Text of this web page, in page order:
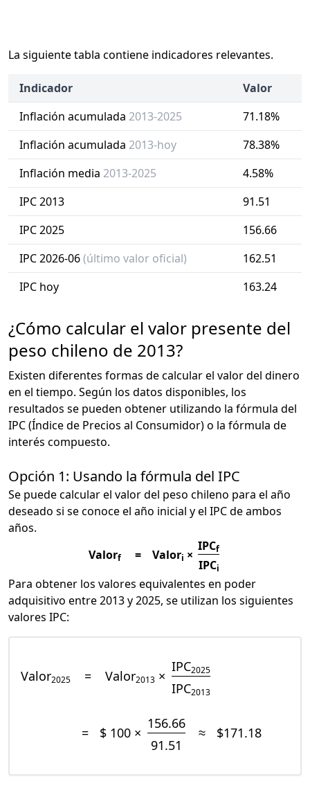
La siguiente tabla contiene indicadores relevantes.
Indicador
Valor
Inflación acumulada 2013-2025
71.18%
Inflación acumulada 2013-hoy
78.38%
Inflación media 2013-2025
4.58%
IPC 2013
91.51
IPC 2025
156.66
IPC 2026-06(último valor oficial)
162.51
IPC hoy
163.24
¿Cómo calcular el valor presente del
peso chileno de 2013?
Existen diferentes formas de calcular el valor del dinero
en el tiempo. Según los datos disponibles, los
resultados se pueden obtener utilizando la fórmula del
IPC (Índice de Precios al Consumidor) o la fórmula de
interés compuesto.
Opción 1: Usando la fórmula del IPC
Se puede calcular el valor del peso chileno para el año
deseado si se conoce el año inicial y el IPC de ambos
años.
Valorf = Valori ×
IPCf
IPCi
Para obtener los valores equivalentes en poder
adquisitivo entre 2013 y 2025, se utilizan los siguientes
valores IPC:
Valor2025 = Valor2013 ×
IPC2025
IPC2013
= $ 100 ×
156.66
91.51
≈ $171.18